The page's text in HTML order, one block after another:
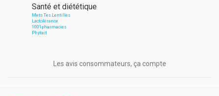
Santé et diététique
Mets Tes Lentilles
Lactolérance
1001pharmacies
Phytact
Les avis consommateurs, ça compte